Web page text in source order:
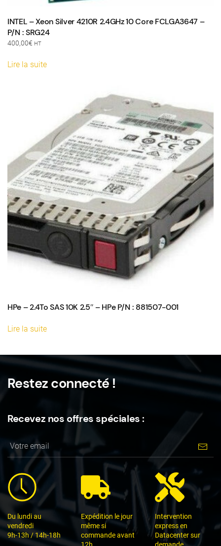
INTEL – Xeon Silver 4210R 2.4GHz 10 Core FCLGA3647 –
P/N : SRG24
400,00€ HT
Lire la suite
HPe – 2.4To SAS 10K 2.5″ – HPe P/N : 881507-001
Lire la suite
Restez connecté !
Recevez nos offres spéciales :
Du lundi au
vendredi
9h-13h / 14h-18h
Expédition le jour
même si
commande avant
Intervention
express en
Datacenter sur